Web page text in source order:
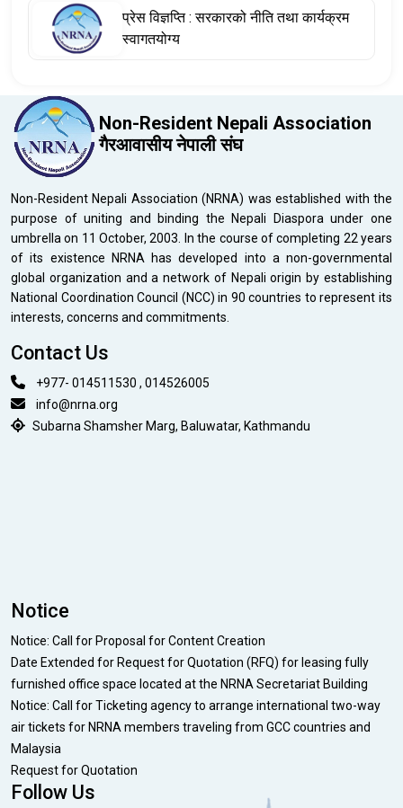
नेपाली डायस्पोराको योगदानलाई सम्बोधन
प्रेस विज्ञप्ति : सरकारको नीति तथा कार्यक्रम
स्वागतयोग्य
Non-Resident Nepali Association
गैरआवासीय नेपाली संघ
Non-Resident Nepali Association (NRNA) was established with the
purpose of uniting and binding the Nepali Diaspora under one
umbrella on 11 October, 2003. In the course of completing 22 years
of its existence NRNA has developed into a non-governmental
global organization and a network of Nepali origin by establishing
National Coordination Council (NCC) in 90 countries to represent its
interests, concerns and commitments.
Contact Us
+977- 014511530 , 014526005
info@nrna.org
Subarna Shamsher Marg, Baluwatar, Kathmandu
Notice
Notice: Call for Proposal for Content Creation
Date Extended for Request for Quotation (RFQ) for leasing fully
furnished office space located at the NRNA Secretariat Building
Notice: Call for Ticketing agency to arrange international two-way
air tickets for NRNA members traveling from GCC countries and
Malaysia
Request for Quotation
Follow Us